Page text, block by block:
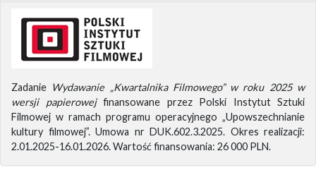
Zadanie Wydawanie „Kwartalnika Filmowego” w roku 2025 w
wersji papierowejfinansowane przez Polski Instytut Sztuki
Filmowej w ramach programu operacyjnego „Upowszechnianie
kultury filmowej”. Umowa nr DUK.602.3.2025. Okres realizacji:
2.01.2025-16.01.2026. Wartość finansowania: 26 000 PLN.